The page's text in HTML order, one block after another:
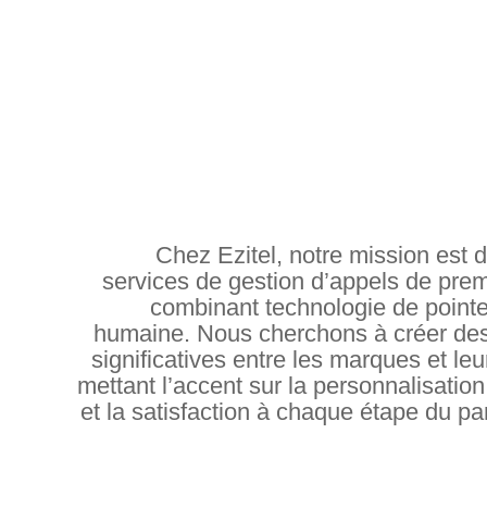
Chez Ezitel, notre mission est
services de gestion d’appels de
combinant technologie de
humaine. Nous cherchons à créer
significatives entre les marques et
mettant l’accent sur la
et la satisfaction à chaque étape du